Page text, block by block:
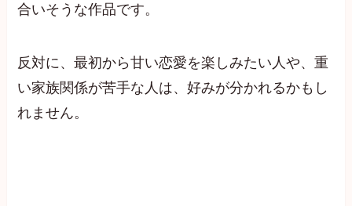
合いそうな作品です。
反対に、最初から甘い恋愛を楽しみたい人や、重
い家族関係が苦手な人は、好みが分かれるかもし
れません。